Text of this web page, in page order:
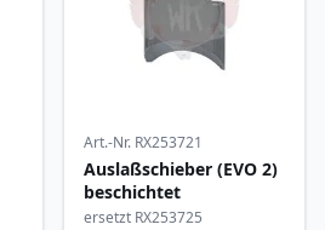
Art.-Nr. RX253721
Auslaßschieber (EVO 2)
beschichtet
ersetzt RX253725